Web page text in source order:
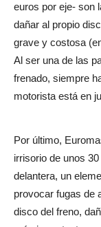
euros por eje- son
dañar al propio
grave y costosa
Al ser una de las
frenado, siempre
motorista está en
Por último,
irrisorio de unos
delantera, un
provocar fugas de
disco del freno,